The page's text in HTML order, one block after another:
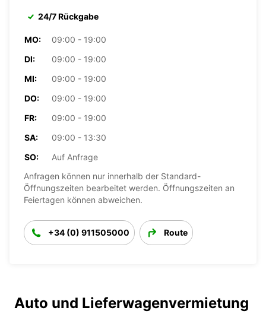
24/7 Rückgabe
MO:
09:00 - 19:00
DI:
09:00 - 19:00
MI:
09:00 - 19:00
DO:
09:00 - 19:00
FR:
09:00 - 19:00
SA:
09:00 - 13:30
SO:
Auf Anfrage
Anfragen können nur innerhalb der Standard-
Öffnungszeiten bearbeitet werden. Öffnungszeiten an
Feiertagen können abweichen.
+34 (0) 911505000 Route
Auto und Lieferwagenvermietung